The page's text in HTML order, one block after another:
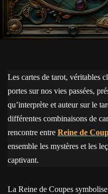
Les cartes de tarot, véritables
portes sur nos vies passées,
qu’interprète et auteur sur le
différentes combinaisons de
rencontre entre Reine de
ensemble les mystères et les
captivant.
La Reine de Coupes